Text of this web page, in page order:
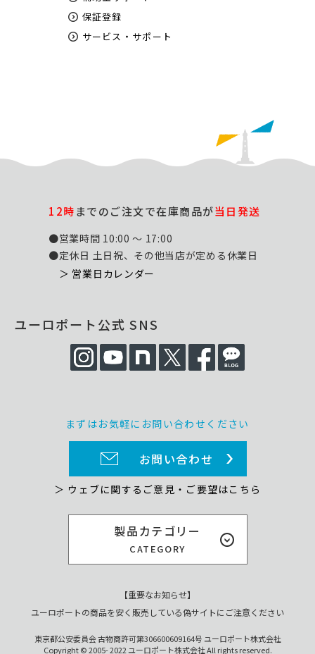
保証登録
サービス・サポート
製品カテゴリー
CATEGORY
12時までのご注文で在庫商品が当日発送
●営業時間 10:00 ～ 17:00
●定休日 土日祝、その他当店が定める休業日
＞ 営業日カレンダー
ユーロポート公式 SNS
まずはお気軽にお問い合わせください
お問い合わせ
＞ ウェブに関するご意見・ご要望はこちら
【重要なお知らせ】
ユーロポートの商品を安く販売している偽サイトにご注意ください
東京都公安委員会 古物商許可第306600609164号 ユーロポート株式会社
Copyright © 2005- 2022 ユーロポート株式会社 All rights reserved.